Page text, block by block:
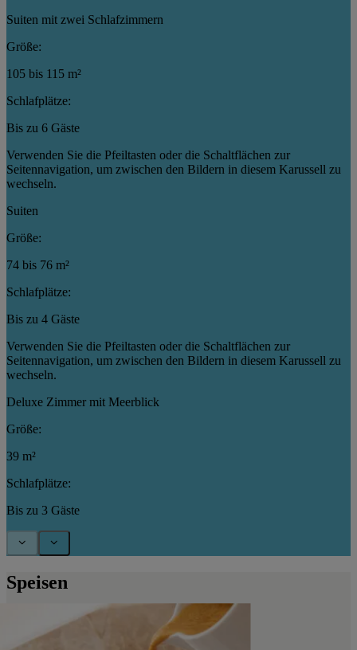
Suiten mit zwei Schlafzimmern
Größe:
105 bis 115 m²
Schlafplätze:
Bis zu 6 Gäste
Verwenden Sie die Pfeiltasten oder die Schaltflächen zur
Seitennavigation, um zwischen den Bildern in diesem Karussell zu
wechseln.
Suiten
Größe:
74 bis 76 m²
Schlafplätze:
Bis zu 4 Gäste
Verwenden Sie die Pfeiltasten oder die Schaltflächen zur
Seitennavigation, um zwischen den Bildern in diesem Karussell zu
wechseln.
Deluxe Zimmer mit Meerblick
Größe:
39 m²
Schlafplätze:
Bis zu 3 Gäste
Speisen